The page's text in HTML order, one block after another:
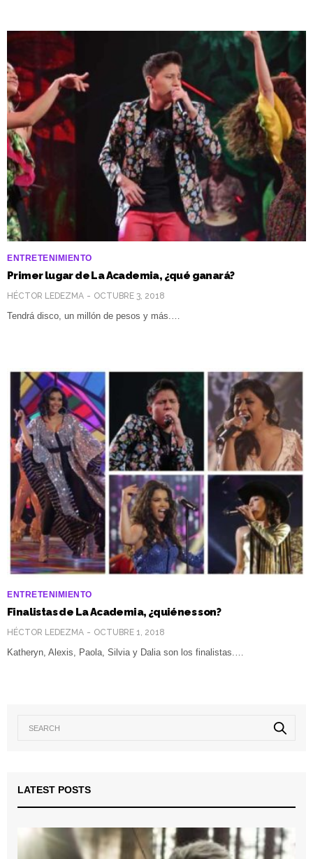
ENTRETENIMIENTO
Primer lugar de La Academia, ¿qué ganará?
HÉCTOR LEDEZMA OCTUBRE 3, 2018
Tendrá disco, un millón de pesos y más.…
ENTRETENIMIENTO
Finalistas de La Academia, ¿quiénes son?
HÉCTOR LEDEZMA OCTUBRE 1, 2018
Katheryn, Alexis, Paola, Silvia y Dalia son los finalistas.…
LATEST POSTS